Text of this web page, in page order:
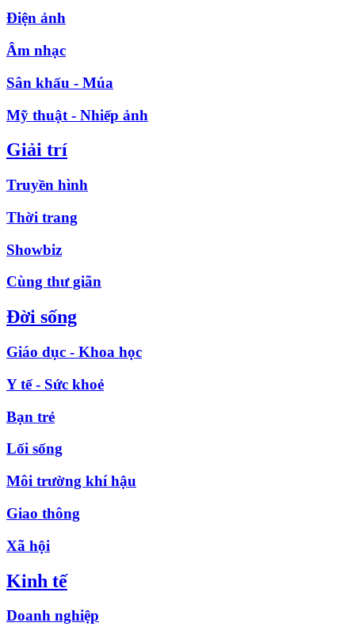
Điện ảnh
Âm nhạc
Sân khấu - Múa
Mỹ thuật - Nhiếp ảnh
Giải trí
Truyền hình
Thời trang
Showbiz
Cùng thư giãn
Đời sống
Giáo dục - Khoa học
Y tế - Sức khoẻ
Bạn trẻ
Lối sống
Môi trường khí hậu
Giao thông
Xã hội
Kinh tế
Doanh nghiệp